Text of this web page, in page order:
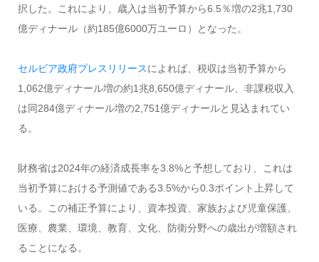
択した。これにより、歳入は当初予算から6.5％増の2兆1,730
億ディナール（約185億6000万ユーロ）となった。
セルビア政府プレスリリースによれば、税収は当初予算から
1,062億ディナール増の約1兆8,650億ディナール、非課税収入
は同284億ディナール増の2,751億ディナールと見込まれてい
る。
財務省は2024年の経済成長率を3.8%と予想しており、これは
当初予算における予測値である3.5%から0.3ポイント上昇して
いる。この補正予算により、資本投資、家族および児童保護、
医療、農業、環境、教育、文化、防衛分野への歳出が増額され
ることになる。